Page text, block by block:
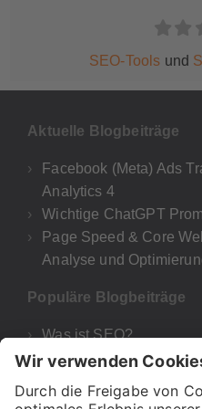
SEO-Tools und
Aktuelle Blogbeiträge
Facebook (Meta) Ads
Analytics 4
Wichtige ChatGPT
Page Speed & Core
Analyse und
Populäre Blogbeiträge
Was ist SEO?
Google Analytics 4
Was bedeutet E-A-T für